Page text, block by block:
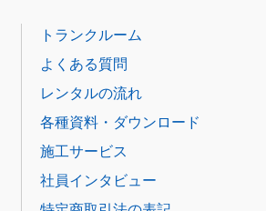
トランクルーム
よくある質問
レンタルの流れ
各種資料・ダウンロード
施工サービス
社員インタビュー